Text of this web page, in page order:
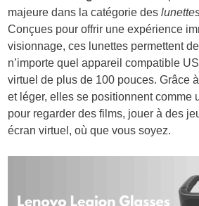
majeure dans la catégorie des
Conçues pour offrir une expérience
visionnage, ces lunettes permettent
n’importe quel appareil compatible
virtuel de plus de 100 pouces. Grâce
et léger, elles se positionnent comme
pour regarder des films, jouer à des
écran virtuel, où que vous soyez.